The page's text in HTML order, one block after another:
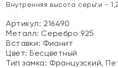
Внутренняя высота серьги -
Артикул: 216490
Металл: Серебро 925
Вставки: Фианит
Цвет:Бесцветный
Тип замка: Французский,